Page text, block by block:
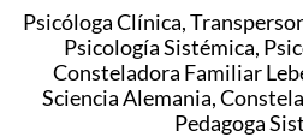
Psicóloga Clínica,
Psicología Sistémica,
Consteladora Familiar
Sciencia Alemania,
Pedagoga